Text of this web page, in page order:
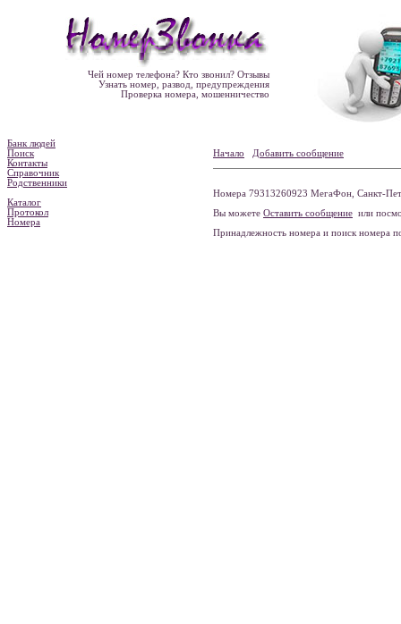
Чей номер телефона? Кто звонил? Отзывы
Узнать номер, развод, предупреждения
Проверка номера, мошенничество
Банк людей
Поиск
Контакты
Справочник
Родственники
Каталог
Протокол
Номера
Начало Добавить сообщение
Номера 79313260923 МегаФон, Санкт-
Вы можете Оставить сообщение или
Принадлежность номера и поиск номера